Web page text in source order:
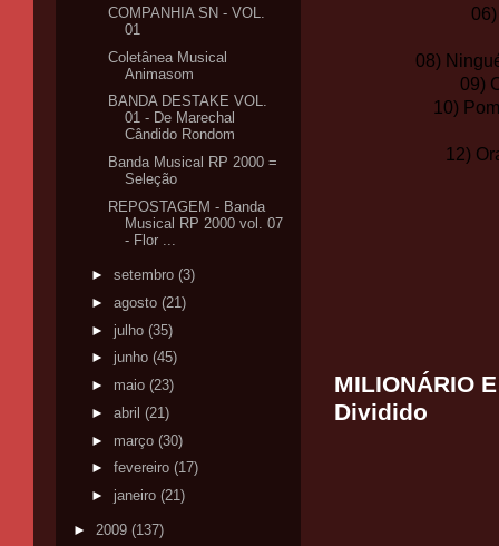
08)
09)
10)
12)
MILIONÁRIO
Dividido
COMPANHIA SN - VOL.
01
Coletânea Musical
Animasom
BANDA DESTAKE VOL.
01 - De Marechal
Cândido Rondom
Banda Musical RP 2000 =
Seleção
REPOSTAGEM - Banda
Musical RP 2000 vol. 07
- Flor ...
► setembro (3)
► agosto (21)
► julho (35)
► junho (45)
► maio (23)
► abril (21)
► março (30)
► fevereiro (17)
► janeiro (21)
► 2009 (137)